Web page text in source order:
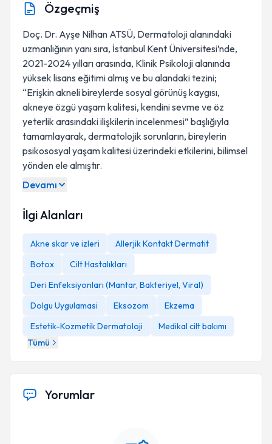
Özgeçmiş
Doç. Dr. Ayşe Nilhan ATSÜ, Dermatoloji alanındaki
uzmanlığının yanı sıra, İstanbul Kent Üniversitesi’nde,
2021-2024 yılları arasında, Klinik Psikoloji alanında
yüksek lisans eğitimi almış ve bu alandaki tezini;
“Erişkin akneli bireylerde sosyal görünüş kaygısı,
akneye özgü yaşam kalitesi, kendini sevme ve öz
yeterlik arasındaki ilişkilerin incelenmesi” başlığıyla
tamamlayarak, dermatolojik sorunların, bireylerin
psikososyal yaşam kalitesi üzerindeki etkilerini, bilimsel
yönden ele almıştır.
Devamı
İlgi Alanları
Akne skar ve izleri
Allerjik Kontakt Dermatit
Botox
Cilt Hastalıkları
Deri Enfeksiyonları (Mantar, Bakteriyel, Viral)
Dolgu Uygulamasi
Eksozom
Ekzema
Estetik-Kozmetik Dermatoloji
Medikal cilt bakımı
Tümü
Yorumlar